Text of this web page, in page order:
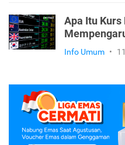
Apa Itu Kurs
Info Umum •